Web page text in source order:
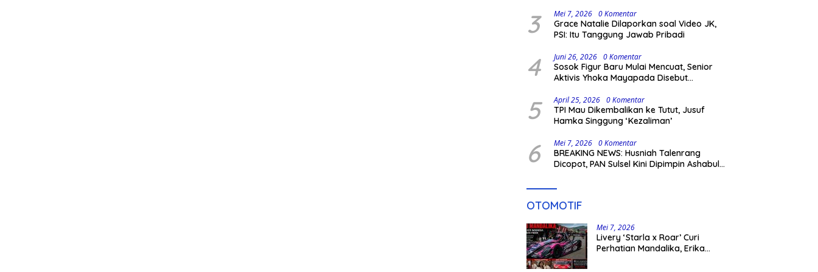
3 Mei 7, 2026 0 Komentar
Grace Natalie Dilaporkan soal Video JK,
PSI: Itu Tanggung Jawab Pribadi
4 Juni 26, 2026 0 Komentar
Sosok Figur Baru Mulai Mencuat, Senior
Aktivis Yhoka Mayapada Disebut
pada Pilkada 2029
5 April 25, 2026 0 Komentar
TPI Mau Dikembalikan ke Tutut, Jusuf
Hamka Singgung ‘Kezaliman’
6 Mei 7, 2026 0 Komentar
BREAKING NEWS: Husniah Talenrang
Dicopot, PAN Sulsel Kini Dipimpin Ashabul
OTOMOTIF
Mei 7, 2026
Livery ‘Starla x Roar’ Curi
Perhatian Mandalika, Erika